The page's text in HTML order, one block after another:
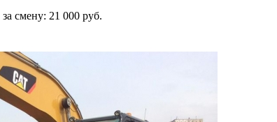
смену: 21 000 руб.